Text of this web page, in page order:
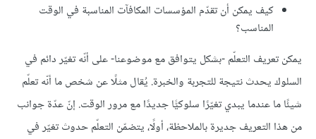
كيف يمكن أن تقدّم المؤسسات المكافآت المناسبة في الوقت
المناسب؟
يمكن تعريف التعلّم -بشكل يتوافق مع موضوعنا- على أنّه تغيّر دائم في
السلوك يحدث نتيجة للتجربة والخبرة. يُقال مثلًا عن شخص ما أنّه تعلّم
شيئًا ما عندما يبدي تغيّرًا سلوكيًّا جديدًا مع مرور الوقت. إنّ عدّة جوانب
من هذا التعريف جديرة بالملاحظة، أولًا، يتضمّن التعلّم حدوث تغيّر في